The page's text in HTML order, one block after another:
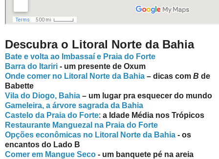
Descubra o Litoral Norte da Bahia
Bate e volta ao Imbassaí e Praia do Forte
Barra do Itariri - um presente de Oxum
Onde comer no Litoral Norte da Bahia – dicas com B de
Babette
Vila do Diogo, Bahia – um lugar pra esquecer do mundo
Gameleira, a árvore sagrada da Bahia
Castelo da Praia do Forte: a Idade Média nos Trópicos
Restaurante Manguezal na Praia do Forte
Opções econômicas no Litoral Norte da Bahia - os
encantos do Lado B
Comer em Mangue Seco - um banquete pé na areia